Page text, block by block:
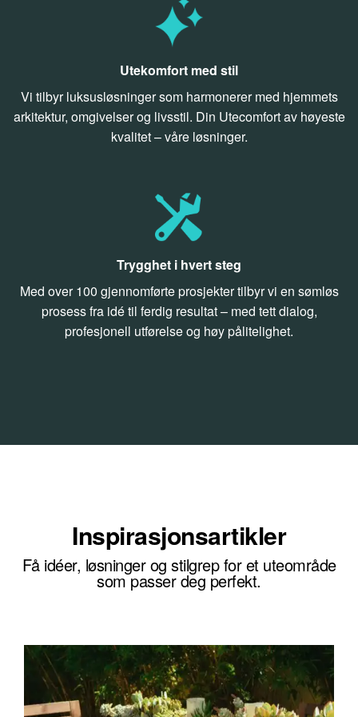
Utekomfort med stil
Vi tilbyr luksusløsninger som harmonerer med hjemmets
arkitektur, omgivelser og livsstil. Din Utecomfort av høyeste
kvalitet – våre løsninger.
Trygghet i hvert steg
Med over 100 gjennomførte prosjekter tilbyr vi en sømløs
prosess fra idé til ferdig resultat – med tett dialog,
profesjonell utførelse og høy pålitelighet.
Inspirasjonsartikler
Få idéer, løsninger og stilgrep for et uteområde
som passer deg perfekt.